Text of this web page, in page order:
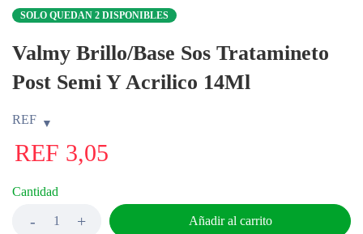
SOLO QUEDAN 2 DISPONIBLES
Valmy Brillo/Base Sos Tratamineto
Post Semi Y Acrilico 14Ml
REF
REF 3,05
Cantidad
Añadir al carrito